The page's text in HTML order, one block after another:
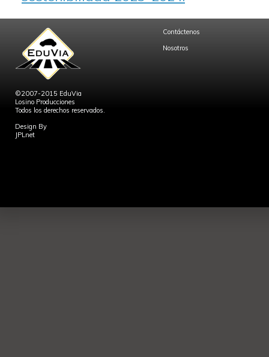
©2007-2015 EduVia
Losino Producciones
Todos los derechos reservados.
Design By
JPLnet
Contáctenos
Nosotros